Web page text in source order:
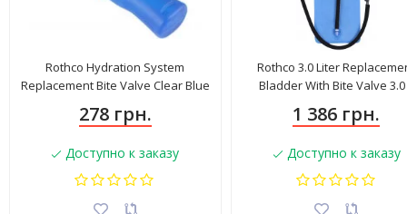
Rothco Hydration System
Replacement Bite Valve Clear Blue
278 грн.
Доступно к заказу
Rothco 3.0 Liter
Bladder With Bite Valve 3.0
1 386 грн.
Доступно к заказу